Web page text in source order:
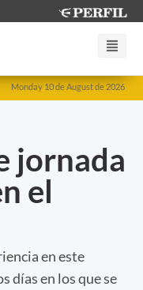
Monday 10 de August de 2026
jornada
el
en este
días en los que se